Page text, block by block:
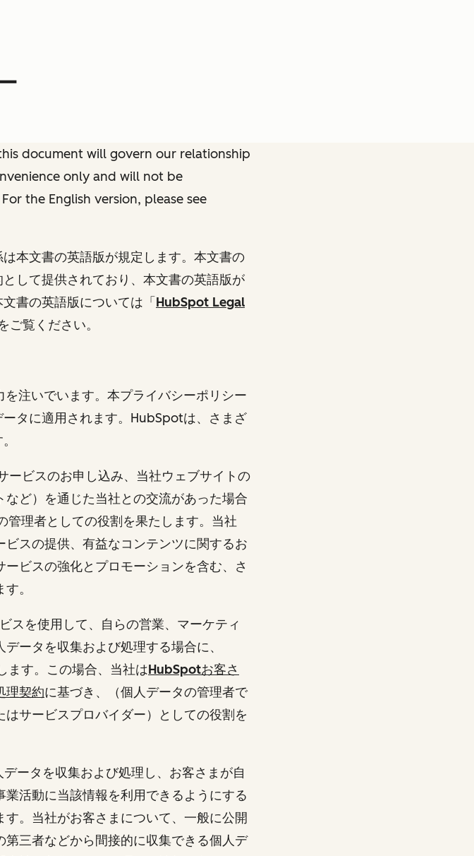
this document will govern our relationship
only and will not be
the English version, please see
本文書の英語版が規定します。本文書の
して提供されており、本文書の英語版が
書の英語版については 「 HubSpot Legal
ご覧ください。
注いでいます。本プライバシーポリシー
タに適用されます。HubSpotは、さまざ
ービスのお申し込み、当社ウェブサイトの
ど）を通じた当社との交流があった場合
理者としての役割を果たします。当社
スの提供、有益なコンテンツに関するお
ビスの強化とプロモーションを含む、さ
。
スを使用して、自らの営業、マーケティ
ータを収集および処理する場合に、
ます。この場合、当社はHubSpotお客さ
理契約に基づき、（個人データの管理者で
サービスプロバイダー）としての役割を
ータを収集および処理し、お客さまが自
活動に当該情報を利用できるようにする
。当社がお客さまについて、一般に公開
三者などから間接的に収集できる個人デ